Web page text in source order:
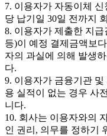
7. 이용자가 자동이체
당 납기일 30일 전까지
8. 이용자가 제출한 지
등)이 예정 결제금액보
자의 과실에 의해 발생
다.
9. 이용자가 금융기관 및
용 실적이 없는 경우 사
니다.
10. 회사는 이용자와의
인 권리, 의무를 정하기